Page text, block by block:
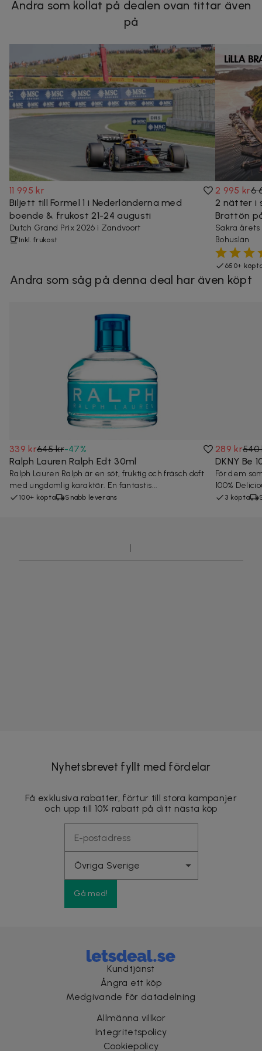
Andra som kollat på dealen ovan tittar även
på
11 995 kr
Biljett till Formel 1 i Nederländerna med
boende & frukost 21-24 augusti
Dutch Grand Prix 2026 i Zandvoort
Inkl. frukost
2 995 kr6
2 nätter i
Brattön
Säkra
Bohuslän
650+
Andra som såg på denna deal har även köpt
339 kr645 kr-47%
Ralph Lauren Ralph Edt 30ml
Ralph Lauren Ralph är en söt, fruktig och fräsch doft
med ungdomlig karaktär. En fantastis...
100+ köpta Snabb leverans
289 kr540
DKNY Be
För dem
100%
3 köpta
Nyhetsbrevet fyllt med fördelar
Få exklusiva rabatter, förtur till stora kampanjer
och upp till 10% rabatt på ditt nästa köp
Gå med!
Kundtjänst
Ångra ett köp
Medgivande för datadelning
Allmänna villkor
Integritetspolicy
Cookiepolicy